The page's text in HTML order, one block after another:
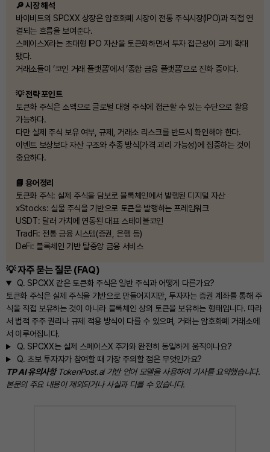
🔎 시장 해석
바이비트의 SPCXX 상장은 암호화폐 시장이 전통 주식시장(IPO)과 직접 연
결되는 흐름을 보여준다.
스페이스X라는 초대형 IPO 자산을 토큰화하면서 투자 접근성이 크게 확대
됐다.
거래소들이 ‘코인 거래 플랫폼’에서 ‘종합 금융 플랫폼’으로 진화 중이다.
💡 전략 포인트
토큰화 주식은 소액으로 글로벌 대형 주식에 접근할 수 있는 수단으로 활용
가능하다.
다만 실제 주식 보유 여부, 규제, 거래소 리스크를 반드시 확인해야 한다.
이벤트 보상보다 자산 구조와 추종 방식(가격 괴리 가능성)에 집중하는 것이
중요하다.
📘 용어정리
토큰화 주식: 실제 주식을 담보로 블록체인에서 발행된 디지털 자산
xStocks: 실물 주식을 기반으로 토큰을 발행하는 프레임워크
USDT: 달러 가치에 연동된 대표 스테이블코인
TradFi: 전통 금융 시스템(증권, 은행 등)
DeFi: 블록체인 기반 탈중앙 금융 서비스
💡 자주 묻는 질문 (FAQ)
Q. SPCXX 같은 토큰화 주식은 일반 주식과 어떻게 다른가요?
토큰화 주식은 실제 주식을 기반으로 만들어지지만, 투자자는 증권 계좌를 통해 주
식을 직접 보유하는 것이 아니라 블록체인 상의 토큰을 보유하는 형태입니다. 따라
서 법적 주주 권리나 규제 적용 방식이 다를 수 있으며, 거래는 암호화폐 거래소에
서 이루어집니다.
Q. SPCXX는 실제 스페이스X 주가와 완전히 동일하게 움직이나요?
Q. 초보 투자자가 참여할 때 가장 주의할 점은 무엇인가요?
TP AI 유의사항TokenPost.ai 기반 언어 모델을 사용하여 기사를 요약했습니다.
본문의 주요 내용이 제외되거나 사실과 다를 수 있습니다.